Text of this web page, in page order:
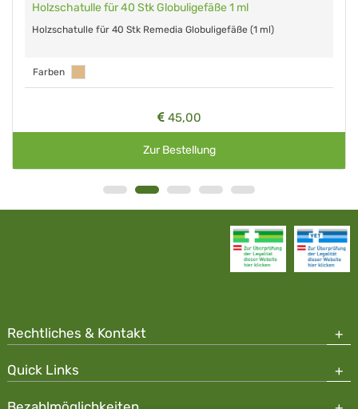
Holzschatulle für 40 Stk Globuligefäße 1 ml
Holzschatulle für 40 Stk Remedia Globuligefäße (1 ml)
Farben
45,00
Zur Bestellung
Rechtliches & Kontakt
Quick Links